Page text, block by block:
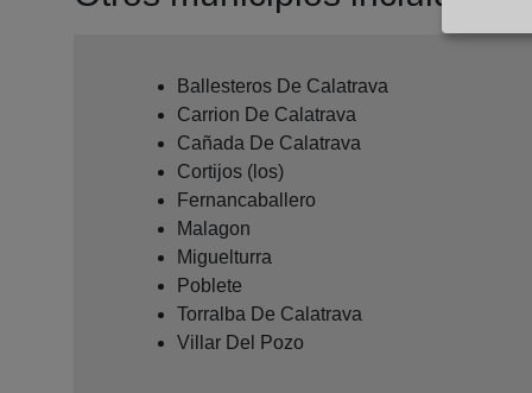
Ballesteros De Calatrava
Carrion De Calatrava
Cañada De Calatrava
Cortijos (los)
Fernancaballero
Malagon
Miguelturra
Poblete
Torralba De Calatrava
Villar Del Pozo